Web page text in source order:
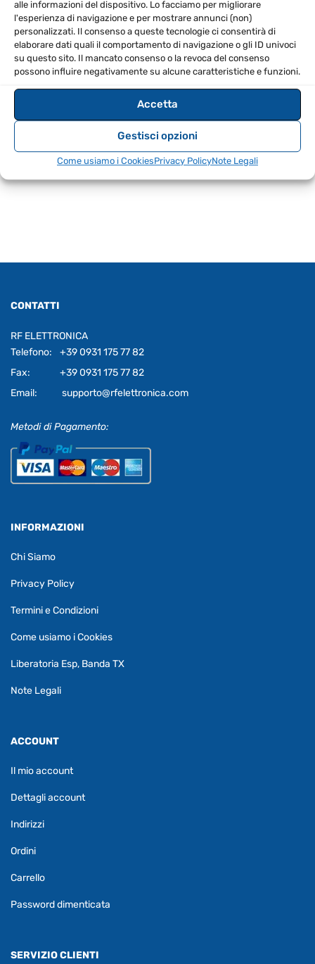
alle informazioni del dispositivo. Lo facciamo per migliorare
l'esperienza di navigazione e per mostrare annunci (non)
personalizzati. Il consenso a queste tecnologie ci consentirà di
elaborare dati quali il comportamento di navigazione o gli ID univoci
su questo sito. Il mancato consenso o la revoca del consenso
possono influire negativamente su alcune caratteristiche e funzioni.
Accetta
Gestisci opzioni
Come usiamo i CookiesPrivacy PolicyNote Legali
Jack maschio bilanciato su XLR femmina
Sezione del cavo: 2 x 0,20 mm²
Con connettori Neutrik (Rean)
Saldato a mano
Lunghezza: 1,5 metri
CONTATTI
RF ELETTRONICA
Telefono:
+39 0931 175 77 82
Fax:
+39 0931 175 77 82
Email:
supporto@rfelettronica.com
Metodi di Pagamento:
INFORMAZIONI
Chi Siamo
Privacy Policy
Termini e Condizioni
Come usiamo i Cookies
Liberatoria Esp, Banda TX
Note Legali
ACCOUNT
Il mio account
Dettagli account
Indirizzi
Ordini
Carrello
Password dimenticata
SERVIZIO CLIENTI